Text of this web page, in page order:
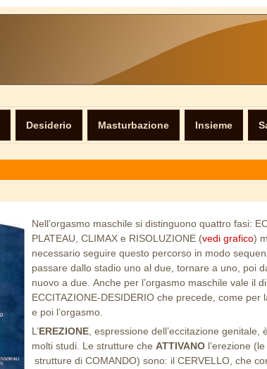
Desiderio Masturbazione Insieme
Nell’orgasmo maschile si distinguono quattro fasi:
PLATEAU, CLIMAX e RISOLUZIONE (vedi grafico)
necessario seguire questo percorso in modo
passare dallo stadio uno al due, tornare a uno, poi
nuovo a due. Anche per l’orgasmo maschile vale il
ECCITAZIONE-DESIDERIO che precede, come per
e poi l’orgasmo.
L’EREZIONE , espressione dell’eccitazione genitale,
molti studi. Le strutture cheATTIVANO l’erezione
strutture di COMANDO) sono: il CERVELLO, che